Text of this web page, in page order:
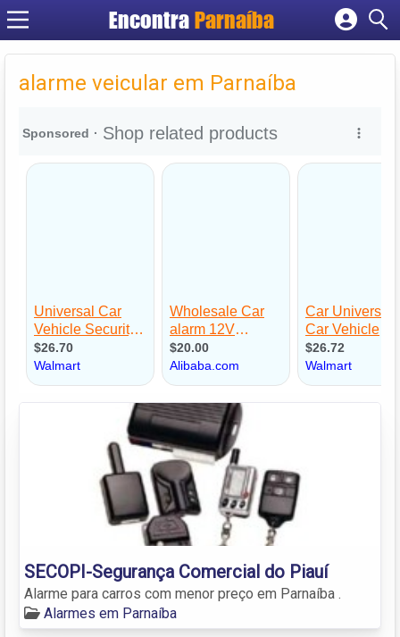
Encontra Parnaíba
Cadastrar empresa
Criar conta
alarme veicular em Parnaíba
SECOPI-Segurança Comercial do Piauí
Alarme para carros com menor preço em Parnaíba .
Alarmes em Parnaíba